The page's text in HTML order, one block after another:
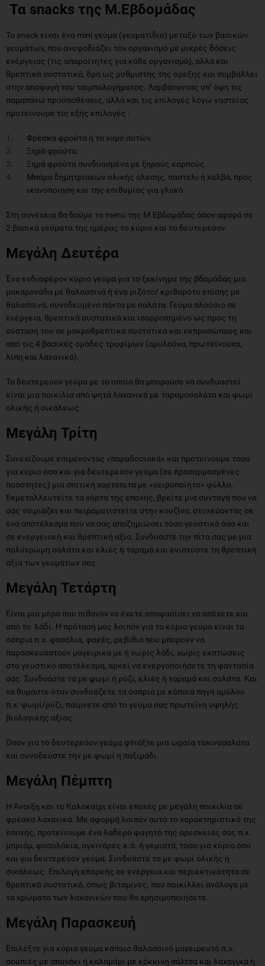
Τα snacks της Μ.Εβδομάδας
Το snack είναι ένα mini γεύμα (γευματίδιο) μεταξύ των βασικών
γευμάτων, που ανεφοδιάζει τον οργανισμό με μικρές δόσεις
ενέργειας (τις απαραίτητες για κάθε οργανισμό), αλλά και
θρεπτικά συστατικά, δρα ως ρυθμιστής της όρεξης και συμβάλλει
στην αποφυγή του τσιμπολογήματος. Λαμβάνοντας υπ’ όψη τις
παραπάνω προϋποθέσεις, αλλά και τις επιλογές λόγω νηστείας
προτείνουμε τις εξής επιλογές :
Φρέσκα φρούτα ή το χυμό αυτών.
Ξηρά φρούτα.
Ξηρά φρούτα συνδυασμένα με ξηρούς καρπούς.
Μπάρα δημητριακών ολικής άλεσης, παστέλι ή χαλβά, προς
ικανοποίηση και της επιθυμίας για γλυκό.
Στη συνέχεια θα δούμε το menu της Μ.Εβδομάδας όσον αφορά σε
2 βασικά γεύματα της ημέρας το κύριο και το δευτερεύον.
Μεγάλη Δευτέρα
Ένα ενδιαφέρον κύριο γεύμα για το ξεκίνημα της βδομάδας μια
μακαρονάδα με θαλασσινά ή ένα ριζότο/ κριθαρότο επίσης με
θαλασσινά, συνοδευμένο πάντα με σαλάτα. Γεύμα πλούσιο σε
ενέργεια, θρεπτικά συστατικά και ισορροπημένο ως προς τη
σύστασή του σε μακροθρεπτικά συστατικά και εκπροσώπους και
από τις 4 βασικές ομάδες τροφίμων (αμυλούχα, πρωτεϊνούχα,
λίπη και λαχανικά).
Το δευτερεύον γεύμα με το οποίο θα μπορούσε να συνδυαστεί
είναι μια ποικιλία από ψητά λαχανικά με ταραμοσαλάτα και ψωμί
ολικής ή σικάλεως.
Μεγάλη Τρίτη
Συνεχίζουμε επιμένοντας «παραδοσιακά» και προτείνουμε τόσο
για κύριο όσο και για δευτερεύον γεύμα (σε προσαρμοσμένες
ποσότητες) μια σπιτική χορτόπιτα με «χειροποίητο» φύλλο.
Εκμεταλλευτείτε τα χόρτα της εποχής, βρείτε μια συνταγή που να
σας ταιριάζει και πειραματιστείτε στην κουζίνα, στοχεύοντας σε
ένα αποτέλεσμα που να σας αποζημιώσει τόσο γευστικά όσο και
σε ενεργειακή και θρεπτική αξία. Συνδυάστε την πίτα σας με μια
πολύχρωμη σαλάτα και ελιές ή ταραμά και ενισχύστε τη θρεπτική
αξία των γευμάτων σας.
Μεγάλη Τετάρτη
Είναι μια μέρα που πιθανόν να έχετε αποφασίσει να απέχετε και
από το λάδι. Η πρότασή μας λοιπόν για το κύριο γεύμα είναι τα
όσπρια π.χ. φασόλια, φακές, ρεβίθια που μπορούν να
παρασκευαστούν μαγειρικά με ή χωρίς λάδι, χωρίς εκπτώσεις
στο γευστικό αποτέλεσμα, αρκεί να ενεργοποιήσετε τη φαντασία
σας. Συνδυάστε τα με ψωμί ή ρύζι, ελιές ή ταραμά και σαλάτα. Και
να θυμάστε όταν συνδυάζετε τα όσπρια με κάποια πηγή αμύλου
π.χ. ψωμί/ρύζι, παίρνετε από το γεύμα σας πρωτεΐνη υψηλής
βιολογικής αξίας.
Όσον για το δευτερεύον γεύμα φτιάξτε μια ωραία ταχινοσαλάτα
και συνοδεύστε την με ψωμί η παξιμάδι.
Μεγάλη Πέμπτη
Η Άνοιξη και το Καλοκαίρι είναι εποχές με μεγάλη ποικιλία σε
φρέσκα λαχανικά. Με αφορμή λοιπόν αυτό το χαρακτηριστικό της
εποχής, προτείνουμε ένα λαδερό φαγητό της αρεσκείας σας π.χ.
μπριάμ, φασολάκια, αγκινάρες κ.ά. ή γεμιστά, τόσο για κύριο όσο
και για δευτερεύον γεύμα. Συνδυάστε το με ψωμί ολικής ή
σικάλεως. Επιλογή επαρκής σε ενέργεια και περιεκτικότητα σε
θρεπτικά συστατικά, όπως βιταμίνες, που ποικίλλει ανάλογα με
τα χρώματα των λαχανικών που θα χρησιμοποιήσετε.
Μεγάλη Παρασκευή
Επιλέξτε για κύριο γεύμα κάποιο θαλασσινό μαγειρευτό π.χ.
σουπιές με σπανάκι ή καλαμάρι με κόκκινη σάλτσα και λαχανικά ή